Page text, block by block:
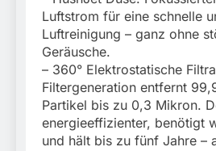
Luftstrom für eine schnelle
Luftreinigung – ganz ohne
Geräusche.
– 360° Elektrostatische
Filtergeneration entfernt
Partikel bis zu 0,3 Mikron.
energieeffizienter, benötigt
und hält bis zu fünf Jahre –